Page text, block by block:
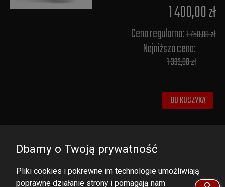
1 400,00 zł
Cena regularna:1 750,00 zł
Najniższa cena:
1 392,00 zł
DO KOSZYKA
Dbamy o Twoją prywatność
Pliki cookies i pokrewne im technologie umożliwiają
poprawne działanie strony i pomagają nam